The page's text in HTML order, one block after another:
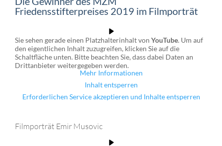
Friedensstifterpreises 2019 im Filmporträt
Sie sehen gerade einen Platzhalterinhalt von YouTube. Um auf
den eigentlichen Inhalt zuzugreifen, klicken Sie auf die
Schaltfläche unten. Bitte beachten Sie, dass dabei Daten an
Drittanbieter weitergegeben werden.
Mehr Informationen
Inhalt entsperren
Erforderlichen Service akzeptieren und Inhalte entsperren
Filmporträt Emir Musovic